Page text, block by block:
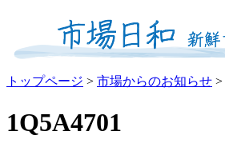
トップページ > 市場からのお知らせ >
1Q5A4701